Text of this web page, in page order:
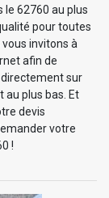
le 62760 au plus
pour toutes
invitons à
afin de
directement sur
au plus bas. Et
devis
votre
!